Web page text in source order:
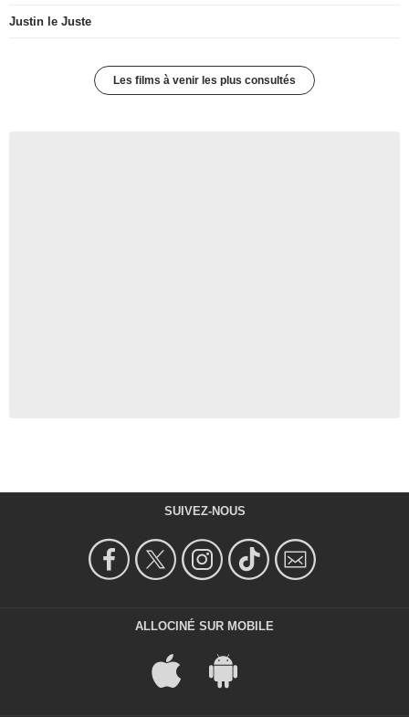
Justin le Juste
Les films à venir les plus consultés
SUIVEZ-NOUS
ALLOCINÉ SUR MOBILE